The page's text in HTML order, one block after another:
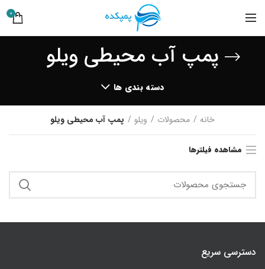
0
پمپ آب محیطی ویلو
دسته بندی ها
خانه محصولات ویلو پمپ آب محیطی ویلو
مشاهده فیلترها
دسترسی سریع